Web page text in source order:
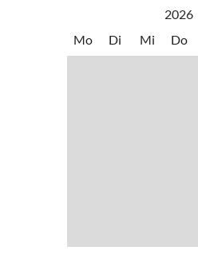
2026
Mo
Di Mi Do